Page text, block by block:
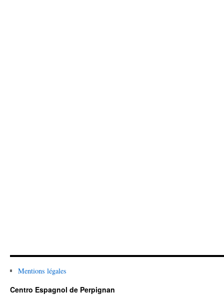
Mentions légales
Centro Espagnol de Perpignan